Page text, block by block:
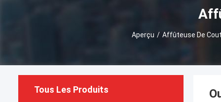
Aperçu / Affûteuse De
Tous Les Produits